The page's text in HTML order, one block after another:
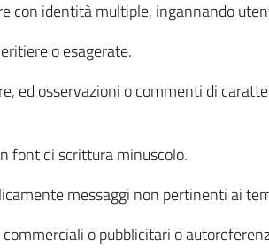
con identità multiple, ingannando
o esagerate.
ed osservazioni o commenti di
font di scrittura minuscolo.
messaggi non pertinenti ai
o pubblicitari o